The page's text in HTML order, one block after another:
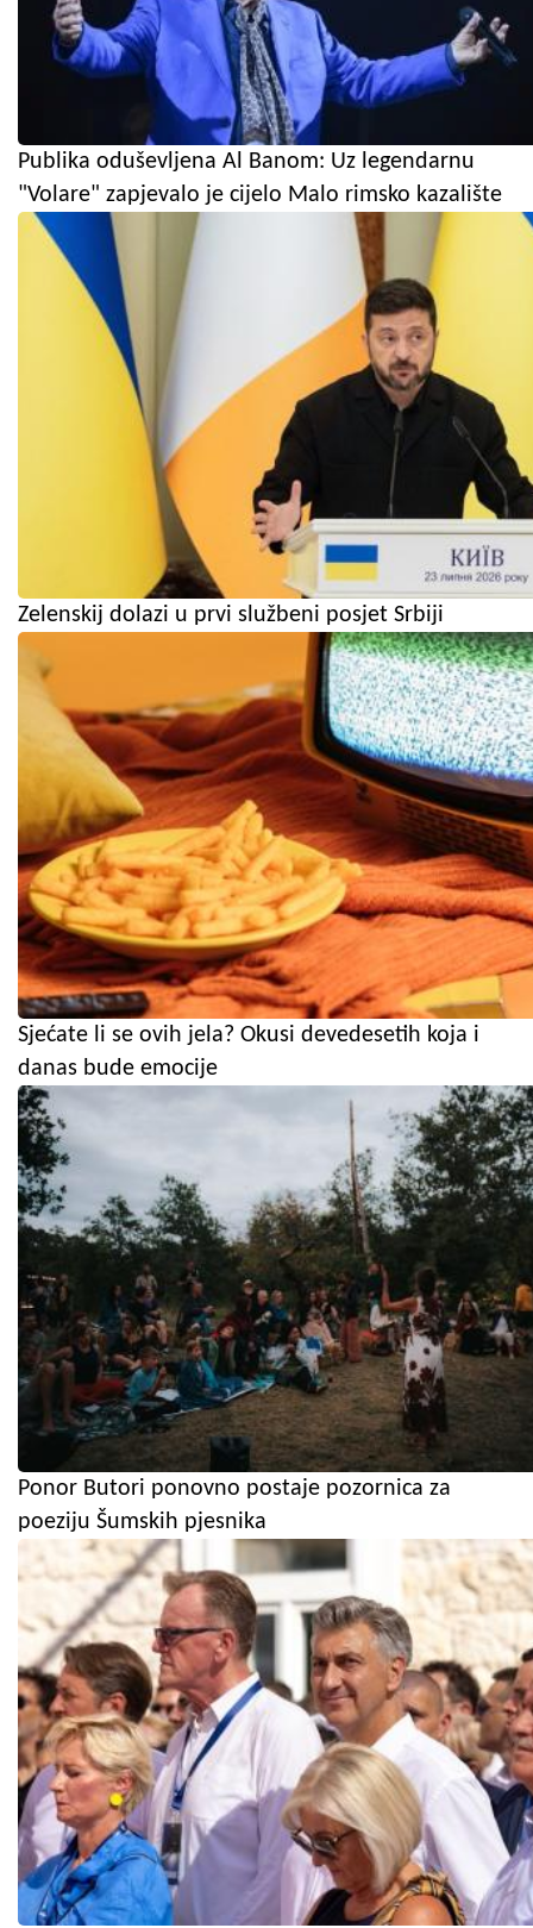
Publika oduševljena Al Banom: Uz legendarnu
"Volare" zapjevalo je cijelo Malo rimsko kazalište
Zelenskij dolazi u prvi službeni posjet Srbiji
Sjećate li se ovih jela? Okusi devedesetih koja i
danas bude emocije
Ponor Butori ponovno postaje pozornica za
poeziju Šumskih pjesnika